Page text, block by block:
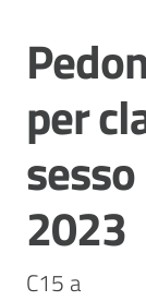
Novità
Servizi
Vivere
Modena
Salta al
per
2023
C15 a